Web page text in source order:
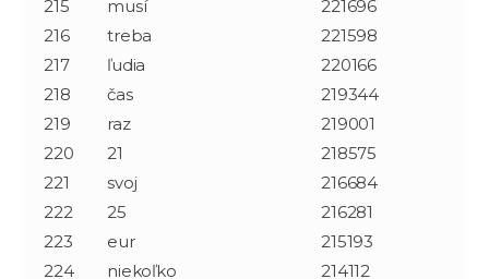
215
musí
221696
216
treba
221598
217
ľudia
220166
218
čas
219344
219
raz
219001
220
21
218575
221
svoj
216684
222
25
216281
223
eur
215193
224
niekoľko
214112